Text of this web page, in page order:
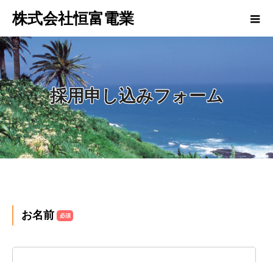
株式会社恒富電業
採用申し込みフォーム
お名前 必須